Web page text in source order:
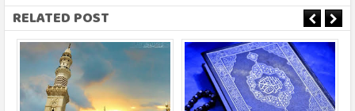
RELATED POST